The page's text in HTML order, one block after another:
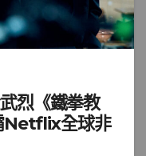
烈《鐵拳教
Netflix全球非